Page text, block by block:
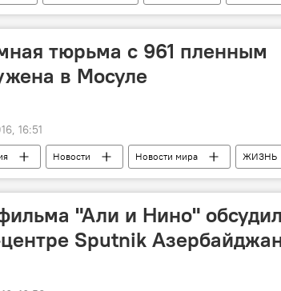
Пресс-центр Sputnik Али и Нино
тюрьма с 961 пленным
в Мосуле
16:51
Новости Новости мира ЖИЗНЬ
Подземная тюрьма
"Али и Нино"
Sputnik